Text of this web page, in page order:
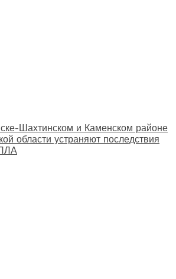
Шахтинском и Каменском районе
области устраняют последствия